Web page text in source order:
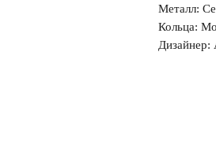
Металл:
Кольца:
Дизайнер: